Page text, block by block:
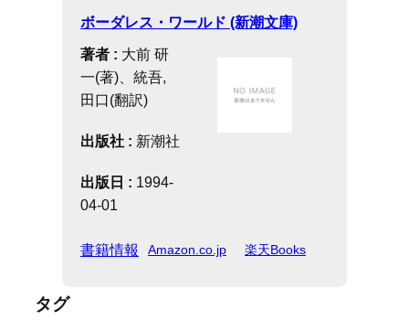
ボーダレス・ワールド (新潮文庫)
著者 : 大前 研
一(著)、統吾,
田口(翻訳)
出版社 : 新潮社
出版日 : 1994-
04-01
書籍情報 Amazon.co.jp 楽天Books
タグ